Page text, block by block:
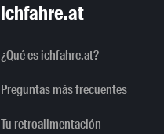
ichfahre.at
¿Qué es ichfahre.at?
Preguntas más frecuentes
Tu retroalimentación